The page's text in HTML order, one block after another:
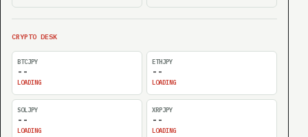
CRYPTO DESK
BTCJPY
--
LOADING
ETHJPY
--
LOADING
SOLJPY
--
LOADING
XRPJPY
--
LOADING